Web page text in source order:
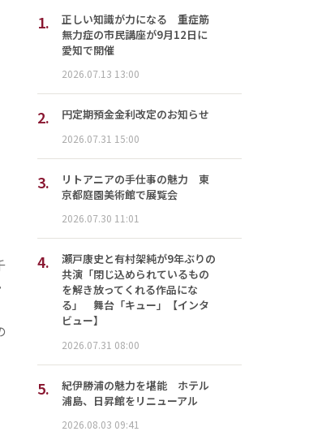
1.
正しい知識が力になる 重症筋
無力症の市民講座が9月12日に
愛知で開催
2026.07.13 13:00
2. 円定期預金金利改定のお知らせ
2026.07.31 15:00
3.
リトアニアの手仕事の魅力 東
京都庭園美術館で展覧会
2026.07.30 11:01
4.
瀬戸康史と有村架純が9年ぶりの
共演「閉じ込められているもの
を解き放ってくれる作品にな
る」 舞台「キュー」【インタ
ビュー】
2026.07.31 08:00
5.
紀伊勝浦の魅力を堪能 ホテル
浦島、日昇館をリニューアル
2026.08.03 09:41